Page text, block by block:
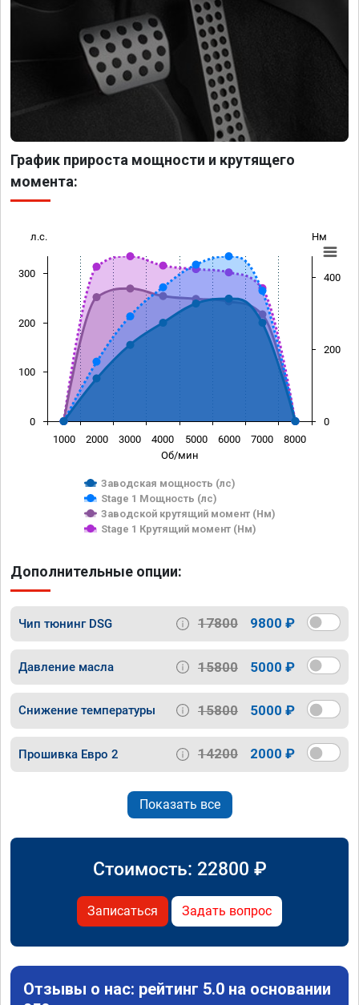
График прироста мощности и крутящего
момента:
Об/мин
л.с. Нм
Заводская мощность (лс)
Stage 1 Мощность (лс)
Заводской крутящий момент (Нм)
Stage 1 Крутящий момент (Нм)
1000 2000 3000 4000 5000 6000 7000 8000
0
100
200
300
0
200
400
Дополнительные опции:
Чип тюнинг DSG 17800 9800 ₽
Давление масла 15800 5000 ₽
Снижение температуры 15800 5000 ₽
Прошивка Евро 2 14200 2000 ₽
Показать все
Стоимость: 22800 ₽
Записаться Задать вопрос
Отзывы о нас: рейтинг 5.0 на основании